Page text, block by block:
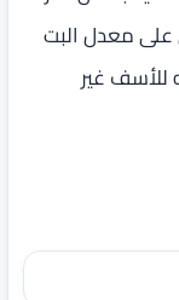
معدل البت
للأسف غير